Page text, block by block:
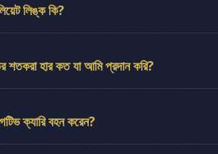
লিঙ্ক কি?
শতকরা হার কত যা আমি প্রদান করি?
ক্যারি বহন করেন?